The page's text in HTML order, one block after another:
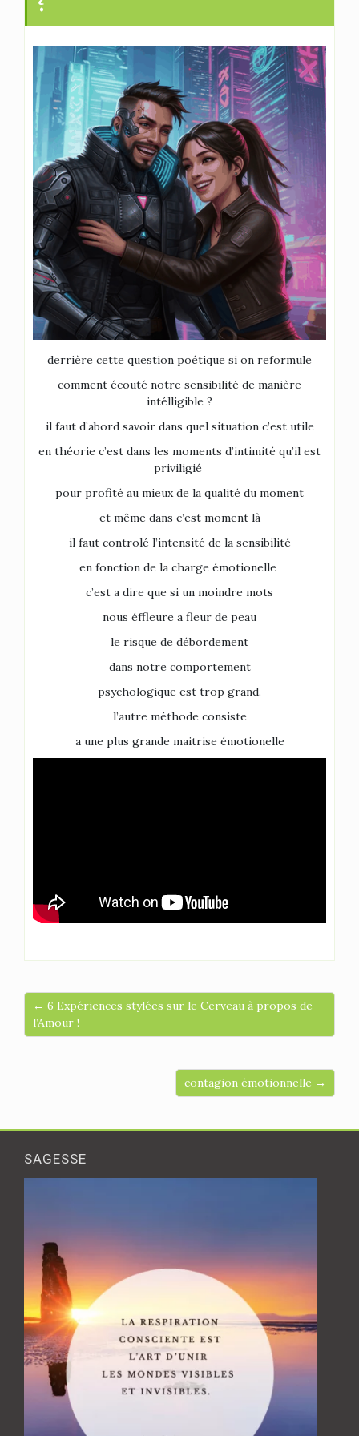
derrière cette question poétique si on reformule
comment écouté notre sensibilité de manière
intélligible ?
il faut d’abord savoir dans quel situation c’est utile
en théorie c’est dans les moments d’intimité qu’il est
priviligié
pour profité au mieux de la qualité du moment
et même dans c’est moment là
il faut controlé l’intensité de la sensibilité
en fonction de la charge émotionelle
c’est a dire que si un moindre mots
nous éffleure a fleur de peau
le risque de débordement
dans notre comportement
psychologique est trop grand.
l’autre méthode consiste
a une plus grande maitrise émotionelle
← 6 Expériences stylées sur le Cerveau à propos de
l’Amour !
contagion émotionnelle →
SAGESSE